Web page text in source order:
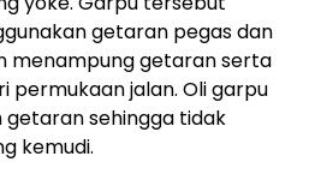
getaran pegas dan
menampung getaran serta
permukaan jalan. Oli garpu
sehingga tidak
kemudi.